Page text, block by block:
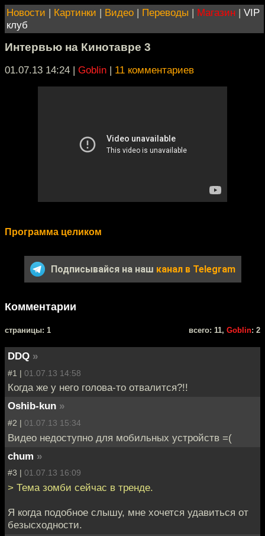
Новости | Картинки | Видео | Переводы | Магазин | VIP
клуб
Интервью на Кинотавре 3
01.07.13 14:24 | Goblin | 11 комментариев
Программа целиком
Подписывайся на наш канал в Telegram
Комментарии
cтраницы: 1 всего: 11, Goblin: 2
DDQ »
#1 | 01.07.13 14:58
Когда же у него голова-то отвалится?!!
Oshib-kun »
#2 | 01.07.13 15:34
Видео недоступно для мобильных устройств =(
chum »
#3 | 01.07.13 16:09
> Тема зомби сейчас в тренде.
Я когда подобное слышу, мне хочется удавиться от
безысходности.